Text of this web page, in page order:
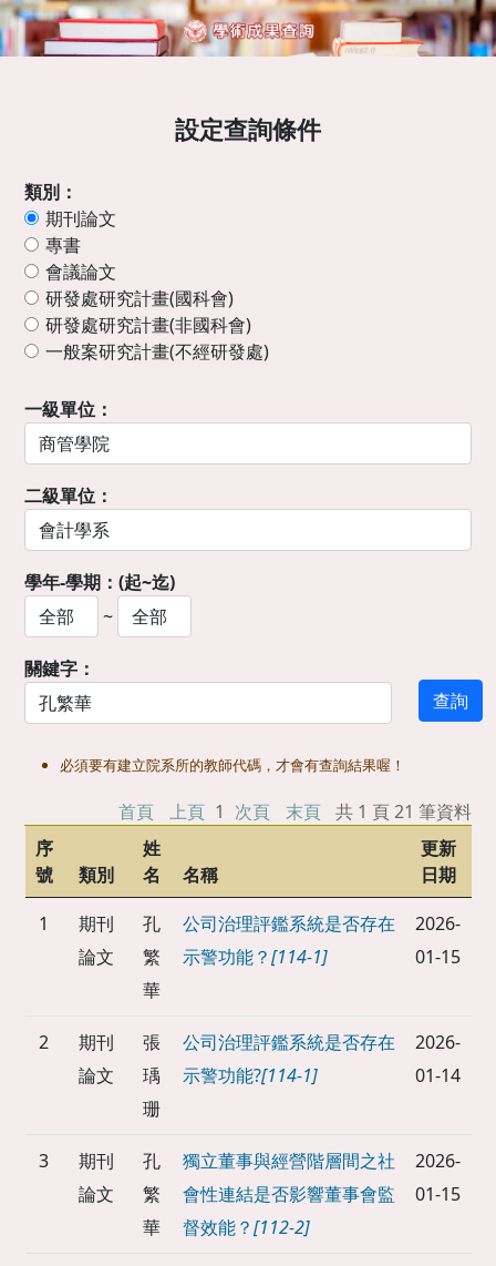
設定查詢條件
類別：
期刊論文
專書
會議論文
研發處研究計畫(國科會)
研發處研究計畫(非國科會)
一般案研究計畫(不經研發處)
一級單位：
二級單位：
學年-學期：(起~迄)
~
關鍵字：
必須要有建立院系所的教師代碼，才會有查詢結果喔！
首頁 上頁 1 次頁 末頁
共 1 頁 21 筆資料
序
號
類別
姓
名
名稱
更新
日期
1
期刊
論文
孔
繁
華
公司治理評鑑系統是否存在
示警功能？[114-1]
2026-
01-15
2
期刊
論文
張
瑀
珊
公司治理評鑑系統是否存在
示警功能?[114-1]
2026-
01-14
3
期刊
論文
孔
繁
華
獨立董事與經營階層間之社
會性連結是否影響董事會監
督效能？[112-2]
2026-
01-15